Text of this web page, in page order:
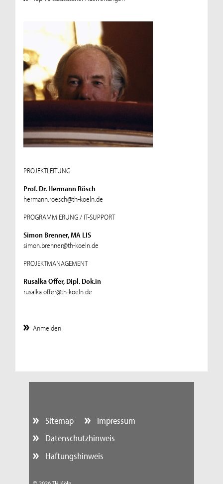
PROJEKTLEITUNG
Prof. Dr. Hermann Rösch
hermann.roesch@th-koeln.de
PROGRAMMIERUNG / IT-SUPPORT
Simon Brenner, MA LIS
simon.brenner@th-koeln.de
PROJEKTMANAGEMENT
Rusalka Offer, Dipl. Dok.in
rusalka.offer@th-koeln.de
Anmelden
Sitemap
Impressum
Datenschutzhinweis
Haftungshinweis